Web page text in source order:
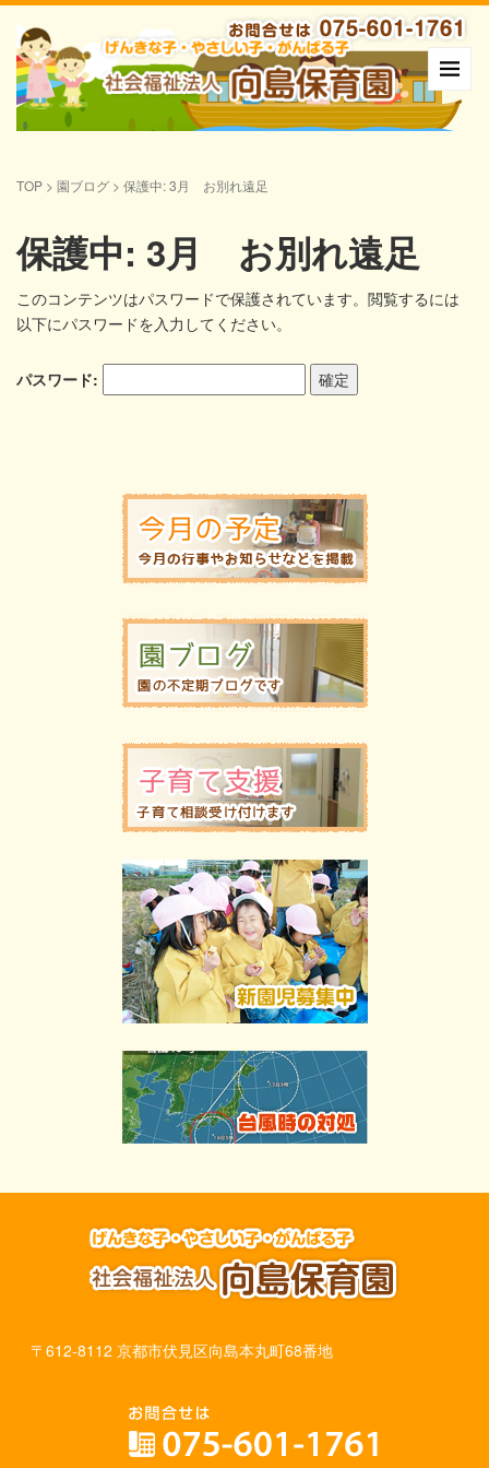
TOP > 園ブログ > 保護中: 3月 お別れ遠足
保護中: 3月 お別れ遠足
このコンテンツはパスワードで保護されています。閲覧するには
以下にパスワードを入力してください。
パスワード:
〒612-8112 京都市伏見区向島本丸町68番地